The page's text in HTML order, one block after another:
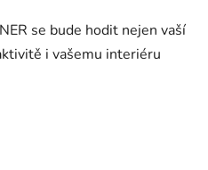
se bude hodit nejen vaší
i vašemu interiéru